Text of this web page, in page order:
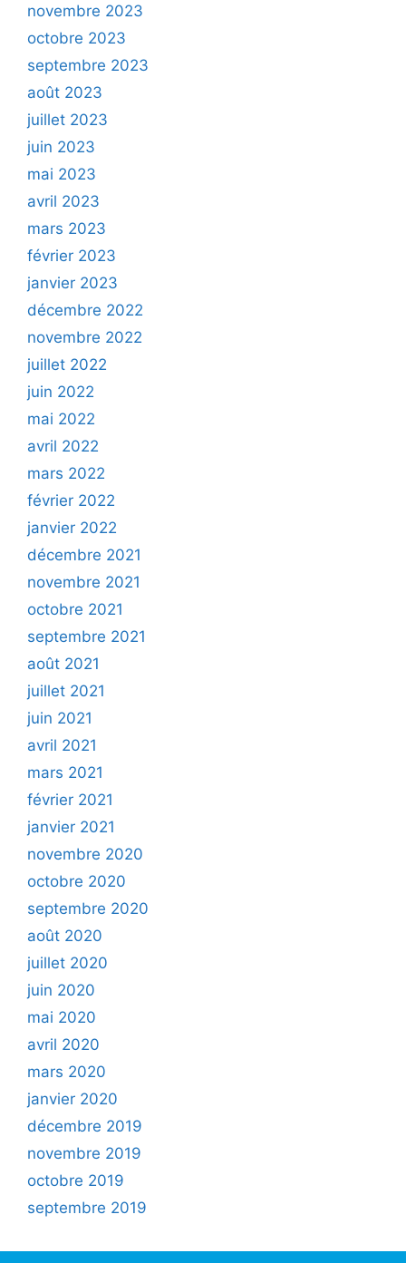
novembre 2023
octobre 2023
septembre 2023
août 2023
juillet 2023
juin 2023
mai 2023
avril 2023
mars 2023
février 2023
janvier 2023
décembre 2022
novembre 2022
juillet 2022
juin 2022
mai 2022
avril 2022
mars 2022
février 2022
janvier 2022
décembre 2021
novembre 2021
octobre 2021
septembre 2021
août 2021
juillet 2021
juin 2021
avril 2021
mars 2021
février 2021
janvier 2021
novembre 2020
octobre 2020
septembre 2020
août 2020
juillet 2020
juin 2020
mai 2020
avril 2020
mars 2020
janvier 2020
décembre 2019
novembre 2019
octobre 2019
septembre 2019